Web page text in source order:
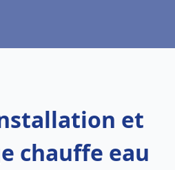
et
chauffe eau